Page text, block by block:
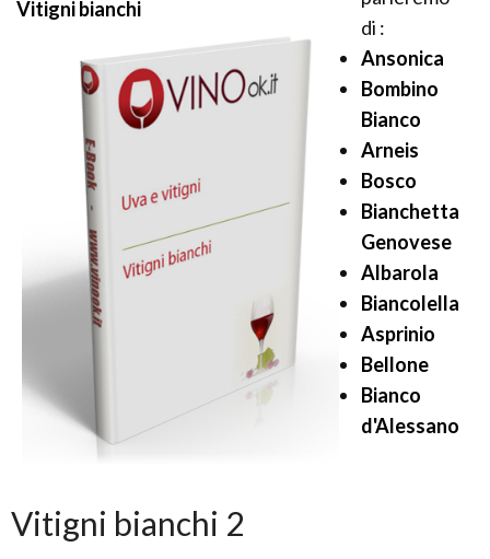
Vitigni bianchi
di :
Ansonica
Bombino
Bianco
Arneis
Bosco
Bianchetta
Genovese
Albarola
Biancolella
Asprinio
Bellone
Bianco
d'Alessano
Vitigni bianchi 2